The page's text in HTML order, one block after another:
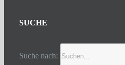
SUCHE
Suche nach: